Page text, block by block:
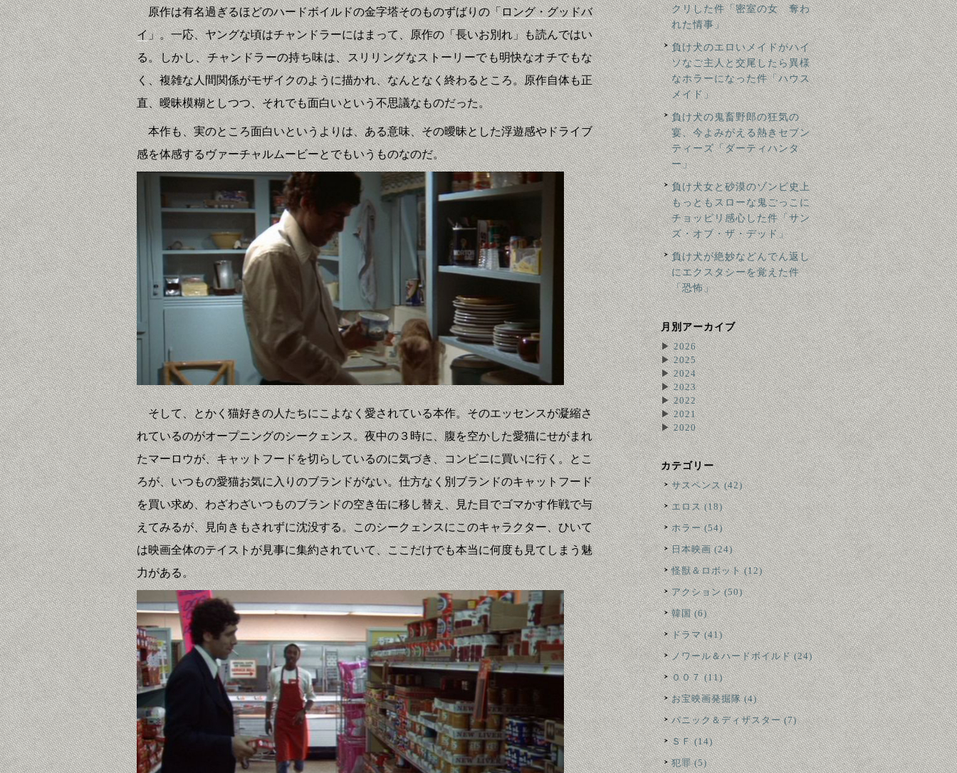
原作は有名過ぎるほどのハードボイルドの金字塔そのものずばりの「ロング・グッドバ
イ」。一応、ヤングな頃はチャンドラーにはまって、原作の「長いお別れ」も読んではい
る。しかし、チャンドラーの持ち味は、スリリングなストーリーでも明快なオチでもな
く、複雑な人間関係がモザイクのように描かれ、なんとなく終わるところ。原作自体も正
直、曖昧模糊としつつ、それでも面白いという不思議なものだった。
本作も、実のところ面白いというよりは、ある意味、その曖昧とした浮遊感やドライブ
感を体感するヴァーチャルムービーとでもいうものなのだ。
そして、とかく猫好きの人たちにこよなく愛されている本作。そのエッセンスが凝縮さ
れているのがオープニングのシークェンス。夜中の３時に、腹を空かした愛猫にせがまれ
たマーロウが、キャットフードを切らしているのに気づき、コンビニに買いに行く。とこ
ろが、いつもの愛猫お気に入りのブランドがない。仕方なく別ブランドのキャットフード
を買い求め、わざわざいつものブランドの空き缶に移し替え、見た目でゴマかす作戦で与
えてみるが、見向きもされずに沈没する。このシークェンスにこのキャラクター、ひいて
は映画全体のテイストが見事に集約されていて、ここだけでも本当に何度も見てしまう魅
力がある。
クリした件「密室の女 奪わ
れた情事」
負け犬のエロいメイドがハイ
ソなご主人と交尾したら異様
なホラーになった件「ハウス
メイド」
負け犬の鬼畜野郎の狂気の
宴、今よみがえる熱きセブン
ティーズ「ダーティハンタ
ー」
負け犬女と砂漠のゾンビ史上
もっともスローな鬼ごっこに
チョッピリ感心した件「サン
ズ・オブ・ザ・デッド」
負け犬が絶妙などんでん返し
にエクスタシーを覚えた件
「恐怖」
月別アーカイブ
▶ 2026
▶ 2025
▶ 2024
▶ 2023
▶ 2022
▶ 2021
▶ 2020
カテゴリー
サスペンス (42)
エロス (18)
ホラー (54)
日本映画 (24)
怪獣＆ロボット (12)
アクション (50)
韓国 (6)
ドラマ (41)
ノワール＆ハードボイルド (24)
００７ (11)
お宝映画発掘隊 (4)
パニック＆ディザスター (7)
ＳＦ (14)
犯罪 (5)